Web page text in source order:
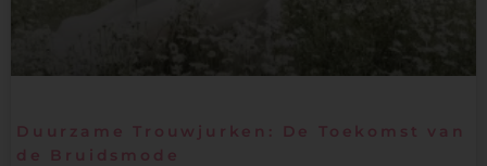
Duurzame Trouwjurken: De Toekomst van
de Bruidsmode